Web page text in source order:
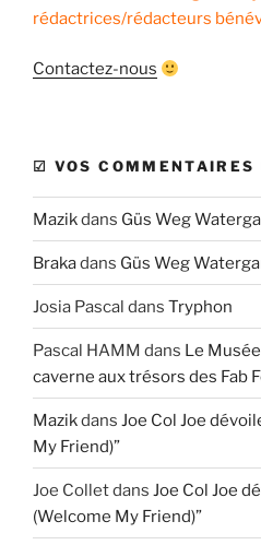
rédactrices/rédacteurs
Contactez-nous
☑ VOS
Mazikdans Güs Weg
Brakadans Güs Weg
Josia Pascal dans Tryphon
Pascal HAMM dans Le
caverne aux trésors des Fab
Mazikdans Joe Col Joe
My Friend)”
Joe Colletdans Joe Col Joe
(Welcome My Friend)”